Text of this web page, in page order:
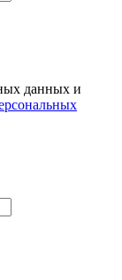
данных и